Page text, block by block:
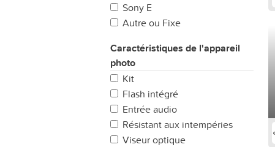
Sony E
Autre ou Fixe
Leica M
Sony A
Canon RF
Caractéristiques de l'appareil
photo
Kit
Flash intégré
Entrée audio
Résistant aux intempéries
Viseur optique